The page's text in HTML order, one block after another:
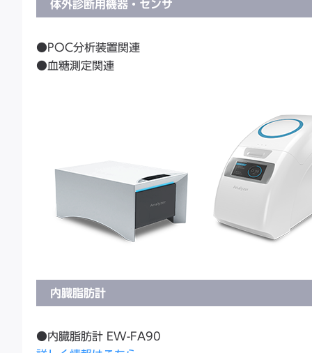
体外診断用機器・センサ
●POC分析装置関連
●血糖測定関連
内臓脂肪計
●内臓脂肪計 EW-FA90